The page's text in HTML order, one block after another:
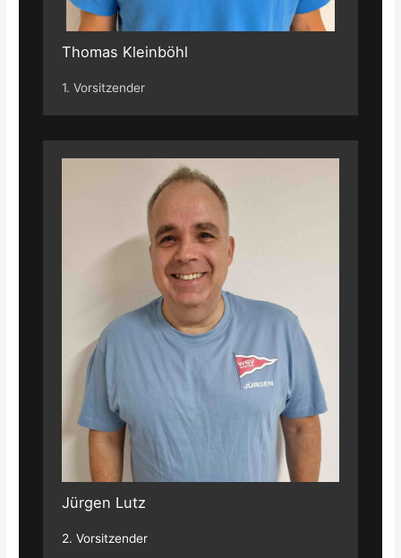
Thomas Kleinböhl
1. Vorsitzender
Jürgen Lutz
2. Vorsitzender